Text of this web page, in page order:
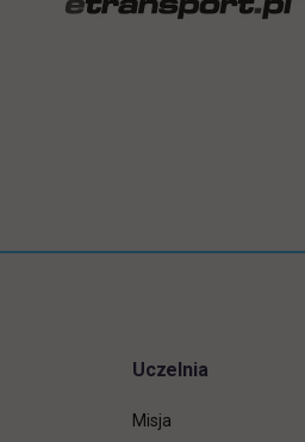
Uczelnia
Misja